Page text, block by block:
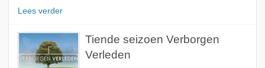
Lees verder
Tiende seizoen Verborgen
Verleden